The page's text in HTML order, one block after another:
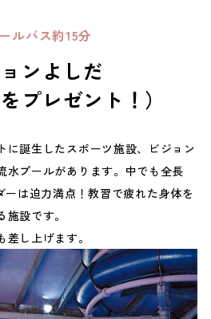
ルバス約15分
ンよしだ
プレゼント！）
に誕生したスポーツ施設、ビジョン
水プールがあります。中でも全長
は迫力満点！教習で疲れた身体を
設です。
し上げます。